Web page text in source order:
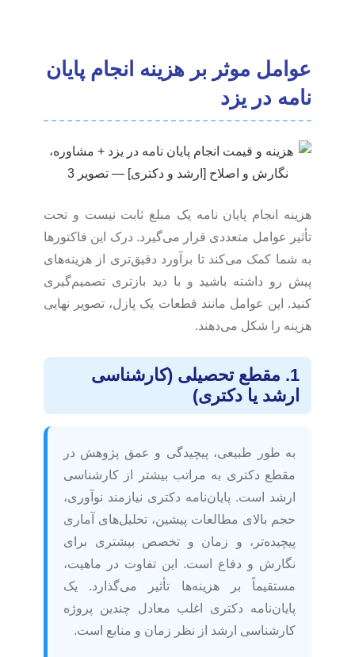
عوامل موثر بر هزینه انجام پایان
نامه در یزد
هزینه انجام پایان نامه یک مبلغ ثابت نیست و تحت
تأثیر عوامل متعددی قرار می‌گیرد. درک این فاکتورها
به شما کمک می‌کند تا برآورد دقیق‌تری از هزینه‌های
پیش رو داشته باشید و با دید بازتری تصمیم‌گیری
کنید. این عوامل مانند قطعات یک پازل، تصویر نهایی
هزینه را شکل می‌دهند.
1. مقطع تحصیلی (کارشناسی
ارشد یا دکتری)
به طور طبیعی، پیچیدگی و عمق پژوهش در
مقطع دکتری به مراتب بیشتر از کارشناسی
ارشد است. پایان‌نامه دکتری نیازمند نوآوری،
حجم بالای مطالعات پیشین، تحلیل‌های آماری
پیچیده‌تر، و زمان و تخصص بیشتری برای
نگارش و دفاع است. این تفاوت در ماهیت،
مستقیماً بر هزینه‌ها تأثیر می‌گذارد. یک
پایان‌نامه دکتری اغلب معادل چندین پروژه
کارشناسی ارشد از نظر زمان و منابع است.